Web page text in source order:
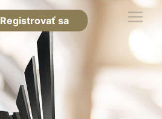
Registrovať sa